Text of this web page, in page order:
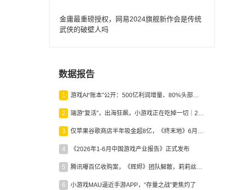
金庸最重磅授权，网易2024旗舰新作会是传统
武侠的破壁人吗
数据报告
1 游戏AI“账本”公开：500亿利润增量、80%头部入局，谁在闷声发财？
2 端游“复活”，出海狂飙，小游戏正在吃掉一切｜2026上半年产业报告
3 仅苹果谷歌商店半年吸金超8亿，《终末地》6月份收入显著回暖
4 《2026年1-6月中国游戏产业报告》正式发布
5 腾讯曝百亿收购案，《辉烬》团队解散，莉莉丝新作曝光｜陀螺周报
6 小游戏MAU逼近手游APP，“存量之战”更焦灼了